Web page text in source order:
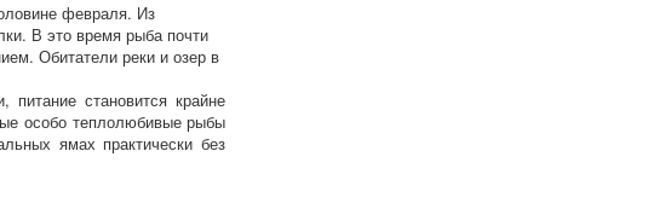
февраля. Из
В это время рыба почти
Обитатели реки и озер в
становится крайне
особо теплолюбивые рыбы
ямах практически без